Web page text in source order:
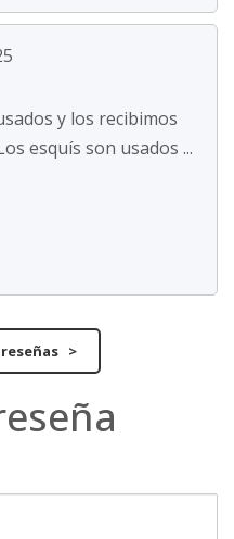
y los recibimos
esquís son usados ...
>